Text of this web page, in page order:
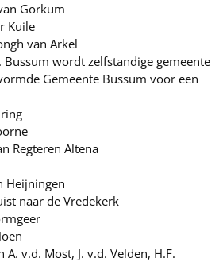
Gorkum
Kuile
van Arkel
Bussum wordt zelfstandige gemeente
Gemeente Bussum voor een
Regteren Altena
Heijningen
naar de Vredekerk
v.d. Most, J. v.d. Velden, H.F.